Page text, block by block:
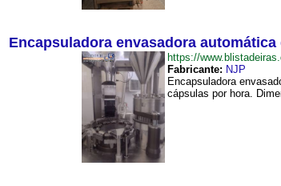
Encapsuladora envasadora automática
https://
Fabricante: NJP
Encapsuladora
cápsulas por hora.